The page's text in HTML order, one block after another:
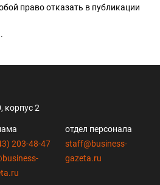
право отказать в публикации
.
корпус 2
203-48-47
отдел персонала
staff@business-
gazeta.ru